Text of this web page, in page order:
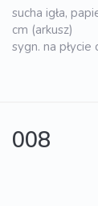
sucha igła,
cm (arkusz)
sygn. na płycie
008